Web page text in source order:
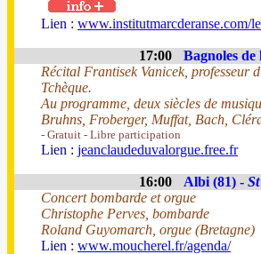
Lien : www.institutmarcderanse.com/
17:00 Bagnoles
Récital Frantisek Vanicek, professeur
Tchèque.
Au programme, deux siècles de
Bruhns, Froberger, Muffat, Bach,
- Gratuit - Libre participation
Lien : jeanclaudeduvalorgue.free.fr
16:00 Albi (81) -
Concert bombarde et orgue
Christophe Perves, bombarde
Roland Guyomarch, orgue (Bretagne)
Lien : www.moucherel.fr/agenda/